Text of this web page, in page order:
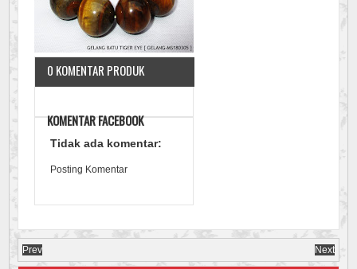
0 KOMENTAR PRODUK
KOMENTAR FACEBOOK
Tidak ada komentar:
Posting Komentar
Prev Next